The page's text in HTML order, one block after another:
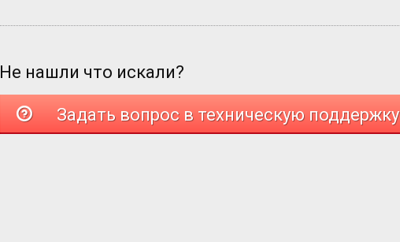
Не нашли что искали?
Задать вопрос в техническую поддержку